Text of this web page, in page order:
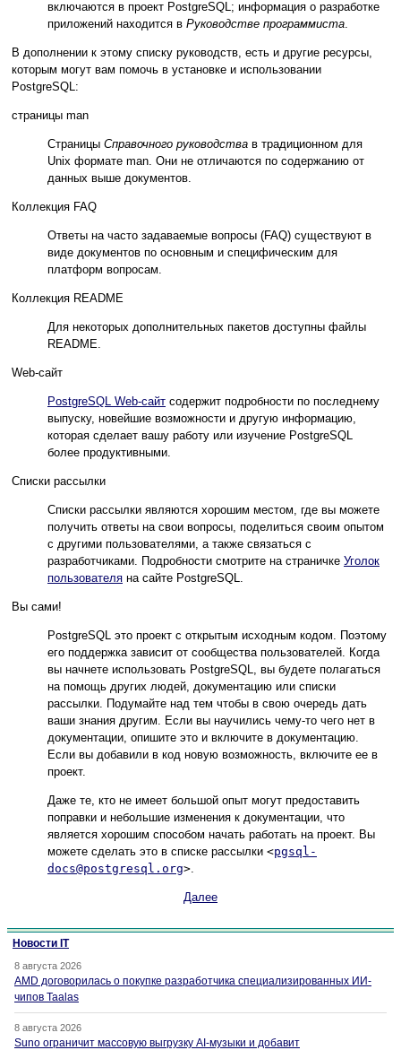
включаются в проект PostgreSQL ; информация о разработке
приложений находится в Руководстве программиста
В дополнении к этому списку руководств, есть и другие ресурсы,
которым могут вам помочь в установке и использовании
PostgreSQL :
страницы man
Страницы Справочного руководства в традиционном для
Unix формате man. Они не отличаются по содержанию от
данных выше документов.
Коллекция FAQ
Ответы на часто задаваемые вопросы (FAQ) существуют в
виде документов по основным и специфическим для
платформ вопросам.
Коллекция README
Для некоторых дополнительных пакетов доступны файлы
README.
Web-сайт
PostgreSQL Web-сайт содержит подробности по последнему
выпуску, новейшие возможности и другую информацию,
которая сделает вашу работу или изучение PostgreSQL
более продуктивными.
Списки рассылки
Списки рассылки являются хорошим местом, где вы можете
получить ответы на свои вопросы, поделиться своим опытом
с другими пользователями, а также связаться с
разработчиками. Подробности смотрите на страничке Уголок
пользователя на сайте PostgreSQL
Вы сами!
PostgreSQL
это проект с открытым исходным кодом. Поэтому
его поддержка зависит от сообщества пользователей. Когда
вы начнете использовать PostgreSQL
, вы будете полагаться
на помощь других людей, документацию или списки
рассылки. Подумайте над тем чтобы в свою очередь дать
ваши знания другим. Если вы научились чему-то чего нет в
документации, опишите это и включите в документацию.
Если вы добавили в код новую возможность, включите ее в
проект.
Даже те, кто не имеет большой опыт могут предоставить
поправки и небольшие изменения к документации, что
является хорошим способом начать работать на проект. Вы
можете сделать это в списке рассылки <pgsql-
docs@postgresql.org>
Далее
Новости IT
8 августа 2026
AMD договорилась о покупке разработчика специализированных ИИ-
чипов Taalas
8 августа 2026
Suno ограничит массовую выгрузку AI-музыки и добавит